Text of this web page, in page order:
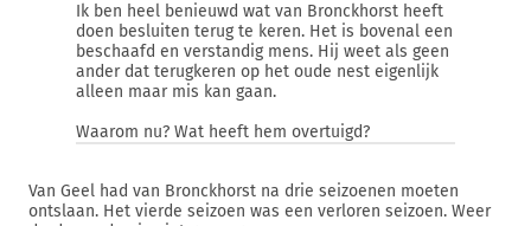
Ik ben heel benieuwd wat van Bronckhorst heeft
doen besluiten terug te keren. Het is bovenal een
beschaafd en verstandig mens. Hij weet als geen
ander dat terugkeren op het oude nest eigenlijk
alleen maar mis kan gaan.
Waarom nu? Wat heeft hem overtuigd?
Van Geel had van Bronckhorst na drie seizoenen moeten
ontslaan. Het vierde seizoen was een verloren seizoen. Weer